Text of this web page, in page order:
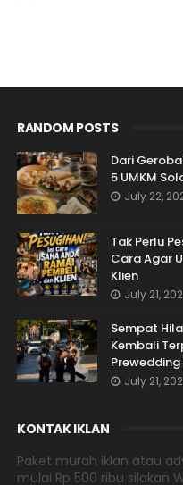
RANDOM POSTS
Dari
5 UMKM
July 22,
Tak Perlu
Cara Agar
Klien
July 21,
Sempat
Kembali
July 21,
KONTAK IKLAN
Paket murah iklan atau
mulai Rp 500 ribu silakan